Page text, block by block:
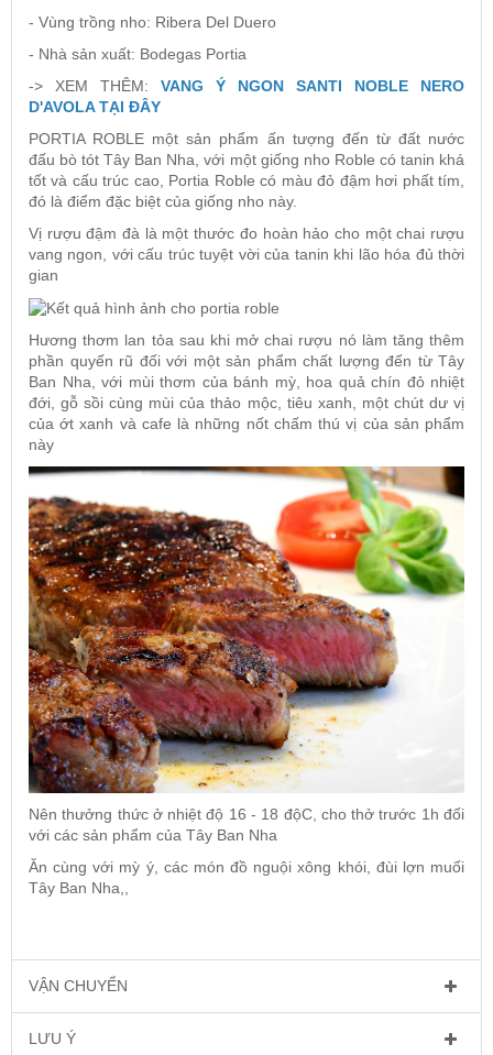
- Vùng trồng nho: Ribera Del Duero
- Nhà sản xuất: Bodegas Portia
-> XEM THÊM: VANG Ý NGON SANTI NOBLE NERO
D'AVOLA TẠI ĐÂY
PORTIA ROBLE một sản phẩm ấn tượng đến từ đất nước
đấu bò tót Tây Ban Nha, với một giống nho Roble có tanin khá
tốt và cấu trúc cao, Portia Roble có màu đỏ đậm hơi phất tím,
đó là điểm đặc biệt của giống nho này.
Vị rượu đậm đà là một thước đo hoàn hảo cho một chai rượu
vang ngon, với cấu trúc tuyệt vời của tanin khi lão hóa đủ thời
gian
Hương thơm lan tỏa sau khi mở chai rượu nó làm tăng thêm
phần quyến rũ đối với một sản phẩm chất lượng đến từ Tây
Ban Nha , với mùi thơm của bánh mỳ, hoa quả chín đỏ nhiệt
đới, gỗ sồi cùng mùi của thảo mộc, tiêu xanh, một chút dư vị
của ớt xanh và cafe là những nốt chấm thú vị của sản phẩm
này
Nên thưởng thức ở nhiệt độ 16 - 18 độC, cho thở trước 1h đối
với các sản phẩm của Tây Ban Nha
Ăn cùng với mỳ ý, các món đồ nguội xông khói, đùi lợn muối
Tây Ban Nha,,
VẬN CHUYỂN
LƯU Ý